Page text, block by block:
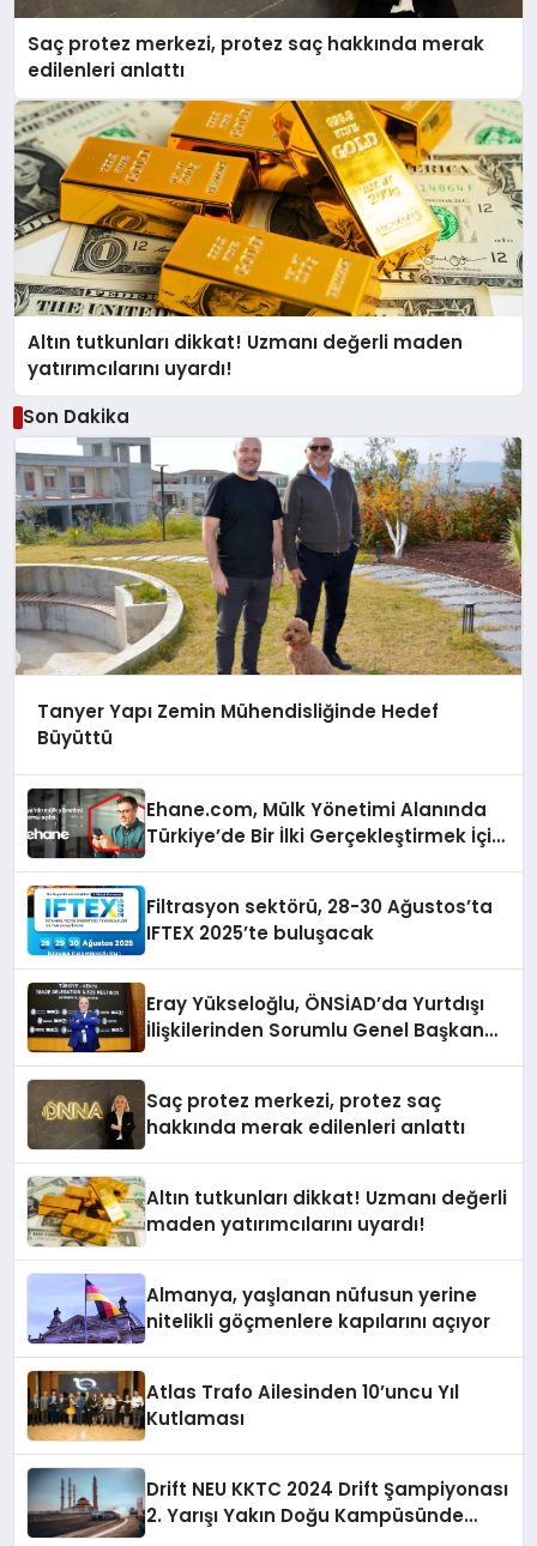
Saç protez merkezi, protez saç hakkında merak
edilenleri anlattı
Altın tutkunları dikkat! Uzmanı değerli maden
yatırımcılarını uyardı!
Son Dakika
Tanyer Yapı Zemin Mühendisliğinde Hedef
Büyüttü
Ehane.com, Mülk Yönetimi Alanında
Türkiye’de Bir İlki Gerçekleştirmek İçin
Filtrasyon sektörü, 28-30 Ağustos’ta
IFTEX 2025’te buluşacak
Eray Yükseloğlu, ÖNSİAD’da Yurtdışı
İlişkilerinden Sorumlu Genel Başkan
Saç protez merkezi, protez saç
hakkında merak edilenleri anlattı
Altın tutkunları dikkat! Uzmanı değerli
maden yatırımcılarını uyardı!
Almanya, yaşlanan nüfusun yerine
nitelikli göçmenlere kapılarını açıyor
Atlas Trafo Ailesinden 10’uncu Yıl
Kutlaması
Drift NEU KKTC 2024 Drift Şampiyonası
2. Yarışı Yakın Doğu Kampüsünde